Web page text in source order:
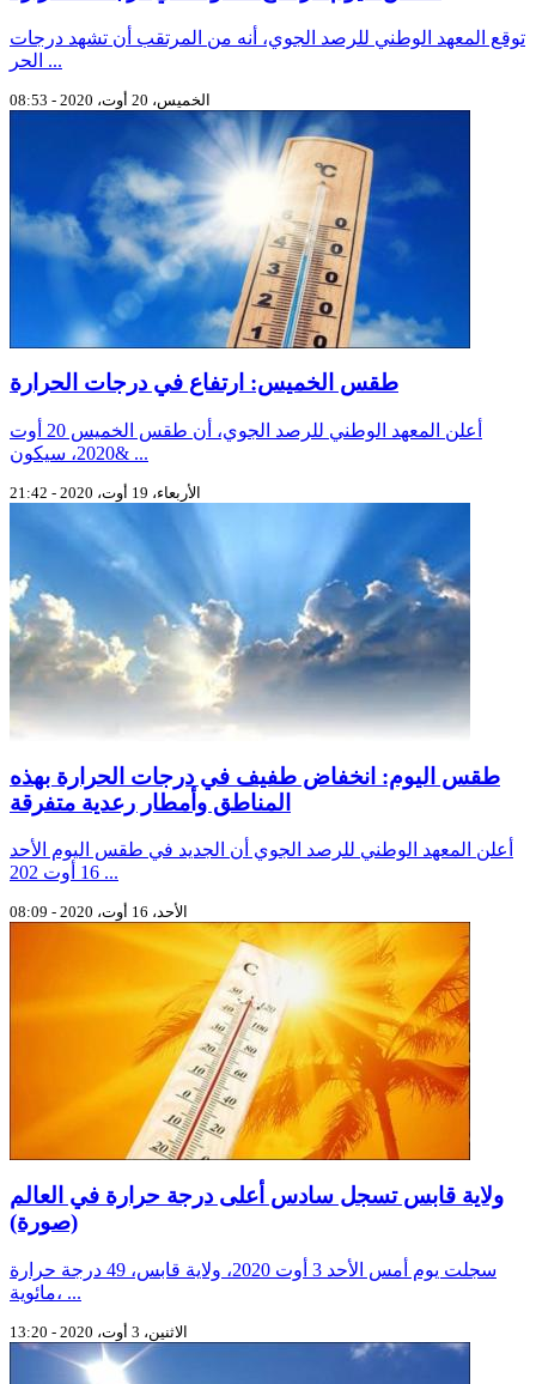
توقع المعهد الوطني للرصد الجوي، أنه من المرتقب أن تشهد درجات
الحر ...
الخميس، 20 أوت، 2020 - 08:53
طقس الخميس: ارتفاع في درجات الحرارة
أعلن المعهد الوطني للرصد الجوي، أن طقس الخميس 20 أوت
2020، سيكون& ...
الأربعاء، 19 أوت، 2020 - 21:42
طقس اليوم: انخفاض طفيف في درجات الحرارة بهذه
المناطق وأمطار رعدية متفرقة
أعلن المعهد الوطني للرصد الجوي أن الجديد في طقس اليوم الأحد
16 أوت 202 ...
الأحد، 16 أوت، 2020 - 08:09
ولاية قابس تسجل سادس أعلى درجة حرارة في العالم
(صورة)
سجلت يوم أمس الأحد 3 أوت 2020، ولاية قابس، 49 درجة حرارة
مائوية، ...
الاثنين، 3 أوت، 2020 - 13:20